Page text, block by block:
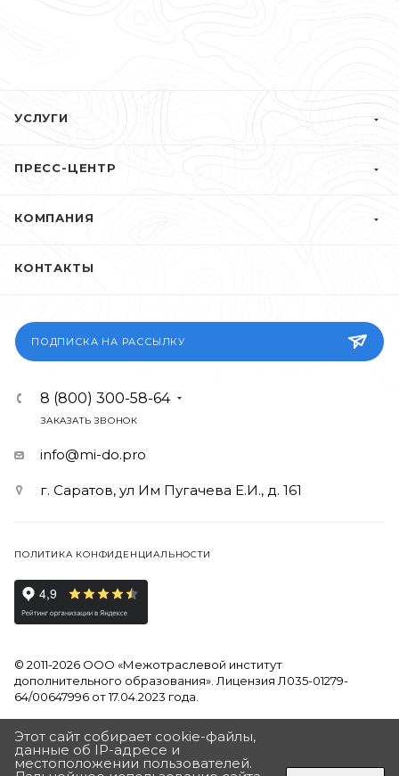
УСЛУГИ
ПРЕСС-ЦЕНТР
КОМПАНИЯ
КОНТАКТЫ
ПОДПИСКА НА РАССЫЛКУ
8 (800) 300-58-64
ЗАКАЗАТЬ ЗВОНОК
info@mi-do.pro
г. Саратов, ул Им Пугачева Е.И., д. 161
ПОЛИТИКА КОНФИДЕНЦИАЛЬНОСТИ
© 2011-2026 ООО «Межотраслевой институт
дополнительного образования». Лицензия Л035-01279-
64/00647996 от 17.04.2023 года.
Продолжая использовать наш сайт, вы даете согласие на
обработку файлов Cookies и других пользовательских
данных, в соответствии сПолитикой на обработку
Этот сайт собирает cookie-файлы,
данные об IP-адресе и
местоположении пользователей.